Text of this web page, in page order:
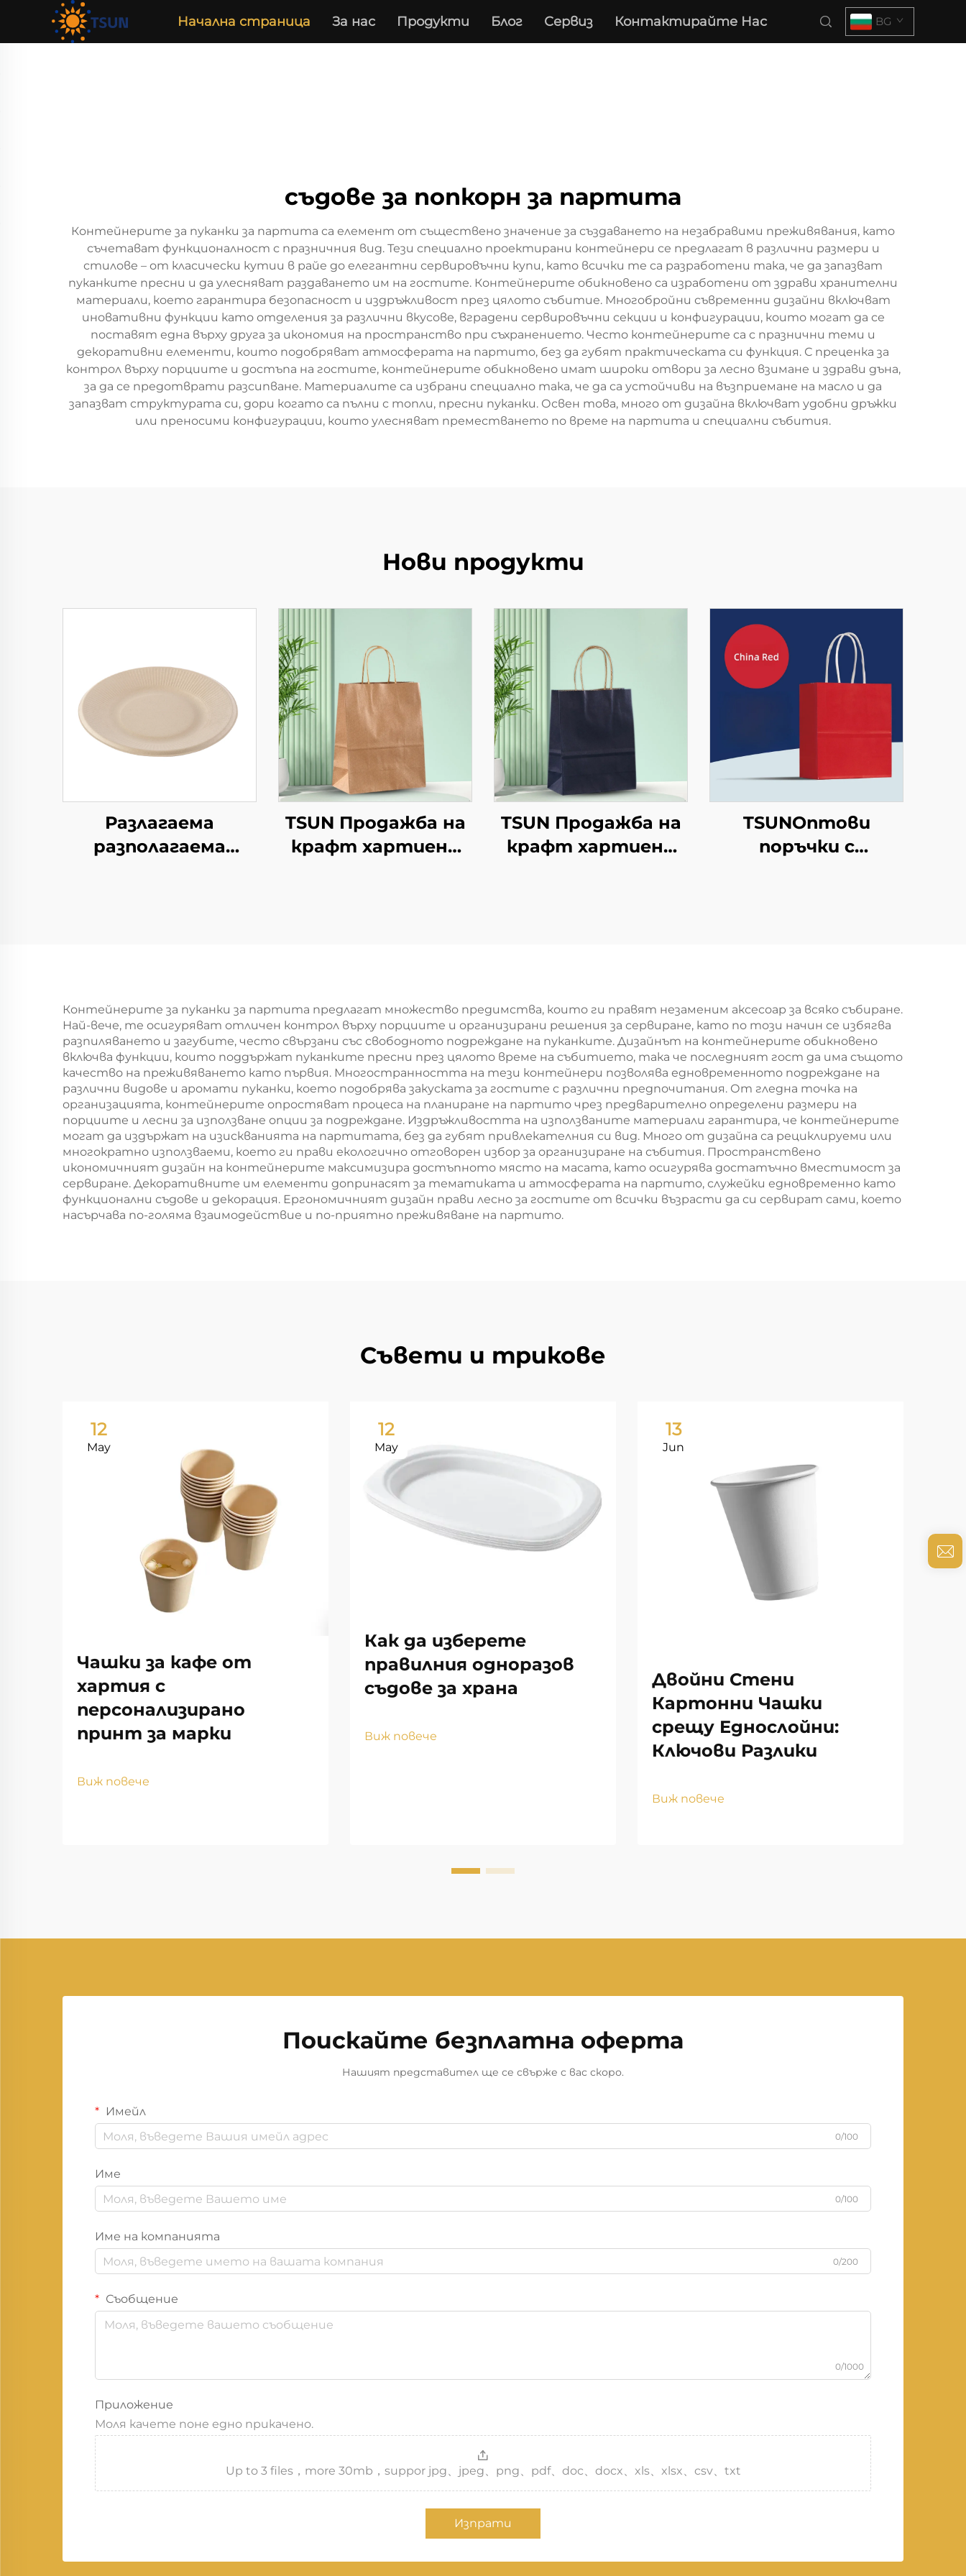
Начална страница За нас Продукти Блог Сервиз Контактирайте Нас BG
съдове за попкорн за партита
Контейнерите за пуканки за партита са елемент от съществено значение за създаването на незабравими преживявания, като
съчетават функционалност с празничния вид. Тези специално проектирани контейнери се предлагат в различни размери и
стилове – от класически кутии в райе до елегантни сервировъчни купи, като всички те са разработени така, че да запазват
пуканките пресни и да улесняват раздаването им на гостите. Контейнерите обикновено са изработени от здрави хранителни
материали, което гарантира безопасност и издръжливост през цялото събитие. Многобройни съвременни дизайни включват
иновативни функции като отделения за различни вкусове, вградени сервировъчни секции и конфигурации, които могат да се
поставят една върху друга за икономия на пространство при съхранението. Често контейнерите са с празнични теми и
декоративни елементи, които подобряват атмосферата на партито, без да губят практическата си функция. С преценка за
контрол върху порциите и достъпа на гостите, контейнерите обикновено имат широки отвори за лесно взимане и здрави дъна,
за да се предотврати разсипване. Материалите са избрани специално така, че да са устойчиви на възприемане на масло и да
запазват структурата си, дори когато са пълни с топли, пресни пуканки. Освен това, много от дизайна включват удобни дръжки
или преносими конфигурации, които улесняват преместването по време на партита и специални събития.
Нови продукти
Разлагаема
разполагаема
занаяти
TSUN Продажба на
крафт хартиени
печат
TSUN Продажба на
крафт хартиени
печат
TSUNОптови
поръчки с
екранна печат за
Нова година/
Кристемас,
пластмасова
упаковка за
хранителни
продукти и
занаятчии
Контейнерите за пуканки за партита предлагат множество предимства, които ги правят незаменим аксесоар за всяко събиране.
Най-вече, те осигуряват отличен контрол върху порциите и организирани решения за сервиране, като по този начин се избягва
разпиляването и загубите, често свързани със свободното подреждане на пуканките. Дизайнът на контейнерите обикновено
включва функции, които поддържат пуканките пресни през цялото време на събитието, така че последният гост да има същото
качество на преживяването като първия. Многостранността на тези контейнери позволява едновременното подреждане на
различни видове и аромати пуканки, което подобрява закуската за гостите с различни предпочитания. От гледна точка на
организацията, контейнерите опростяват процеса на планиране на партито чрез предварително определени размери на
порциите и лесни за използване опции за подреждане. Издръжливостта на използваните материали гарантира, че контейнерите
могат да издържат на изискванията на партитата, без да губят привлекателния си вид. Много от дизайна са рециклируеми или
многократно използваеми, което ги прави екологично отговорен избор за организиране на събития. Пространствено
икономичният дизайн на контейнерите максимизира достъпното място на масата, като осигурява достатъчно вместимост за
сервиране. Декоративните им елементи допринасят за тематиката и атмосферата на партито, служейки едновременно като
функционални съдове и декорация. Ергономичният дизайн прави лесно за гостите от всички възрасти да си сервират сами, което
насърчава по-голяма взаимодействие и по-приятно преживяване на партито.
Съвети и трикове
12
May
Чашки за кафе от
хартия с
персонализирано
принт за марки
Виж повече
12
May
Как да изберете
правилния одноразов
съдове за храна
Виж повече
13
Jun
Двойни Стени
Картонни Чашки
срещу Еднослойни:
Ключови Разлики
Виж повече
Поискайте безплатна оферта
Нашият представител ще се свърже с вас скоро.
Имейл
0/100
Име
0/100
Име на компанията
0/200
Съобщение
0/1000
Приложение
Моля качете поне едно прикачено.
Up to 3 files，more 30mb，suppor jpg、jpeg、png、pdf、doc、docx、xls、xlsx、csv、txt
Изпрати